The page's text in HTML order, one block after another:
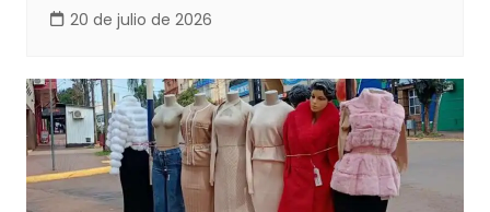
20 de julio de 2026